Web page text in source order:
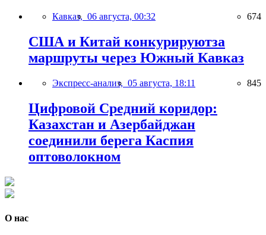
Кавказ, 06 августа, 00:32 674
США и Китай конкурируютза
маршруты через Южный Кавказ
Экспресс-анализ, 05 августа, 18:11 845
Цифровой Средний коридор:
Казахстан и Азербайджан
соединили берега Каспия
оптоволокном
О нас